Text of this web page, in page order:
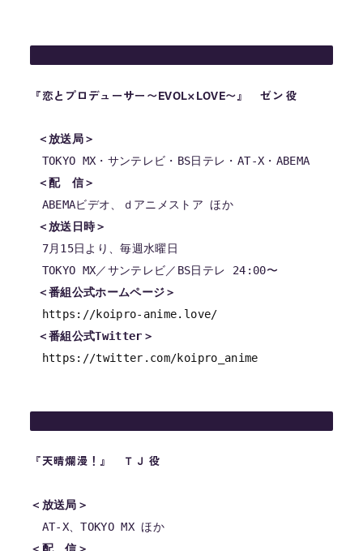
『恋とプロデューサー〜EVOL×LOVE〜』 ゼン 役
＜放送局＞
＜配　信＞
＜放送日時＞
7月15日より、毎週水曜日
＜番組公式ホームページ＞
https://koipro-anime.love/
＜番組公式Twitter＞
https://twitter.com/koipro_anime
『 天晴爛漫！』 ＴＪ 役
＜放送局＞
＜配　信＞